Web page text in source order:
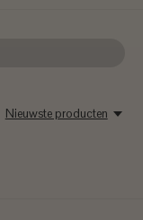
Nieuwste producten